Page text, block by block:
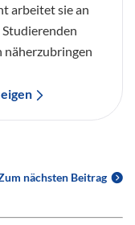
arbeitet sie an
näherzubringen
nächsten Beitrag